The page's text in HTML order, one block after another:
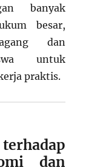
banyak
besar,
dan
untuk
praktis.
dan